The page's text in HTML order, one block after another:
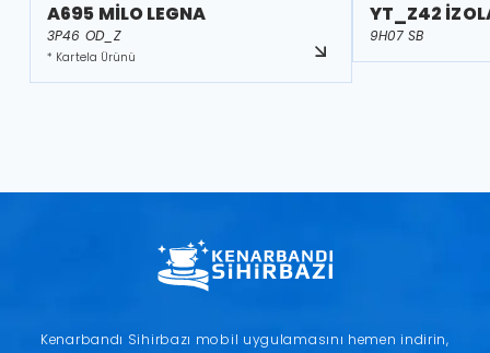
A695 MİLO LEGNA
3P46 OD_Z
* Kartela Ürünü
YT_Z42
9H07 SB
Kenarbandı Sihirbazı mobil uygulamasını hemen indirin,